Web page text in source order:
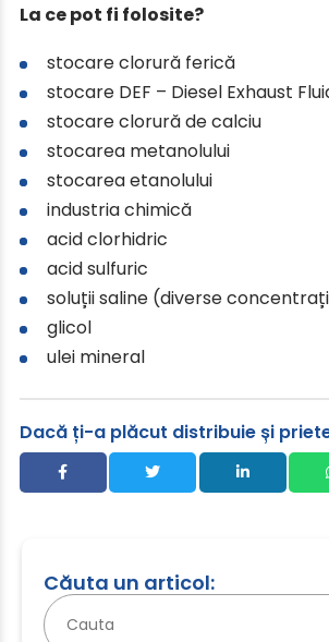
Căuta un articol:
Caută
după:
La ce pot fi folosite?
stocare clorură ferică
stocare DEF – Diesel Exhaust
stocare clorură de calciu
stocarea metanolului
stocarea etanolului
industria chimică
acid clorhidric
acid sulfuric
soluții saline (diverse
glicol
ulei mineral
Dacă ți-a plăcut distribuie și